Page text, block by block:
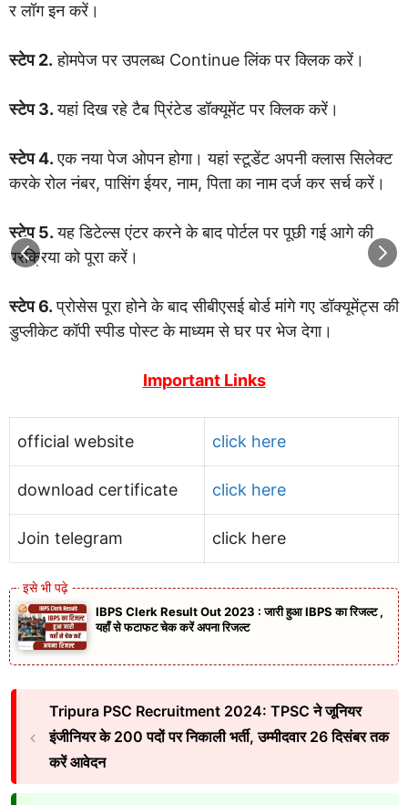
र लॉग इन करें।
स्टेप 2. होमपेज पर उपलब्ध Continue लिंक पर क्लिक करें।
स्टेप 3.यहां दिख रहे टैब प्रिंटेड डॉक्यूमेंट पर क्लिक करें।
स्टेप 4.एक नया पेज ओपन होगा। यहां स्टूडेंट अपनी क्लास सिलेक्ट
करके रोल नंबर, पासिंग ईयर, नाम, पिता का नाम दर्ज कर सर्च करें।
स्टेप 5.यह डिटेल्स एंटर करने के बाद पोर्टल पर पूछी गई आगे की
प्रक्रिया को पूरा करें।
स्टेप 6.प्रोसेस पूरा होने के बाद सीबीएसई बोर्ड मांगे गए डॉक्यूमेंट्स की
डुप्लीकेट कॉपी स्पीड पोस्ट के माध्यम से घर पर भेज देगा।
Important Links
official website click here
download certificate click here
Join telegram click here
IBPS Clerk Result Out 2023 : जारी हुआ IBPS का रिजल्ट ,
यहाँ से फटाफट चेक करें अपना रिजल्ट
Tripura PSC Recruitment 2024: TPSC ने जूनियर
इंजीनियर के 200 पदों पर निकाली भर्ती, उम्मीदवार 26 दिसंबर तक
करें आवेदन